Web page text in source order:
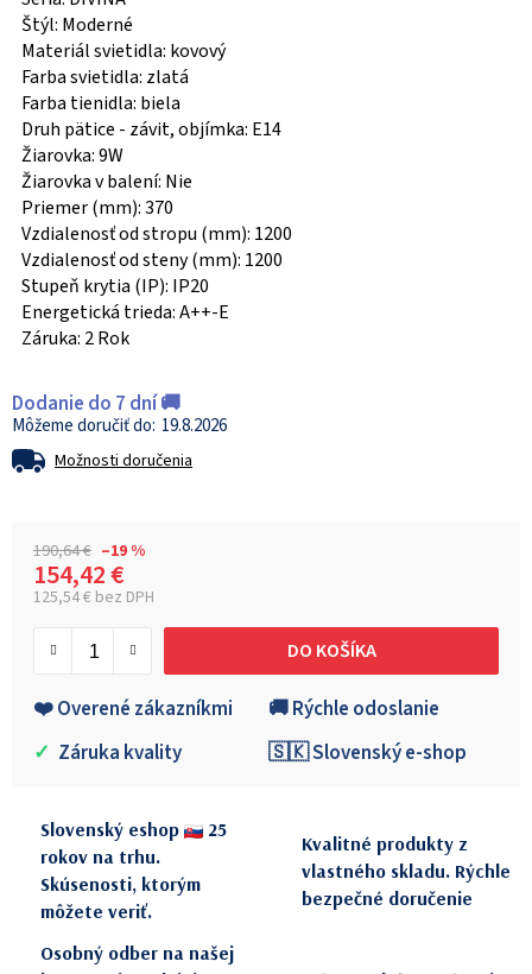
Štýl: Moderné
Materiál svietidla: kovový
Farba svietidla: zlatá
Farba tienidla: biela
Druh pätice - závit, objímka: E14
Žiarovka: 9W
Žiarovka v balení: Nie
Priemer (mm): 370
Vzdialenosť od stropu (mm): 1200
Vzdialenosť od steny (mm): 1200
Stupeň krytia (IP): IP20
Energetická trieda: A++-E
Záruka: 2 Rok
Dodanie do 7 dní 🚚
19.8.2026
Možnosti doručenia
190,64 € –19 %
154,42 €
125,54 € bez DPH
DO KOŠÍKA
❤️ Overené zákazníkmi
🚚 Rýchle odoslanie
✓ Záruka kvality 🇸🇰 Slovenský e-shop
Slovenský eshop
25
rokov na trhu.
Skúsenosti, ktorým
môžete veriť.
Kvalitné produkty z
vlastného skladu. Rýchle
bezpečné doručenie
Osobný odber na našej